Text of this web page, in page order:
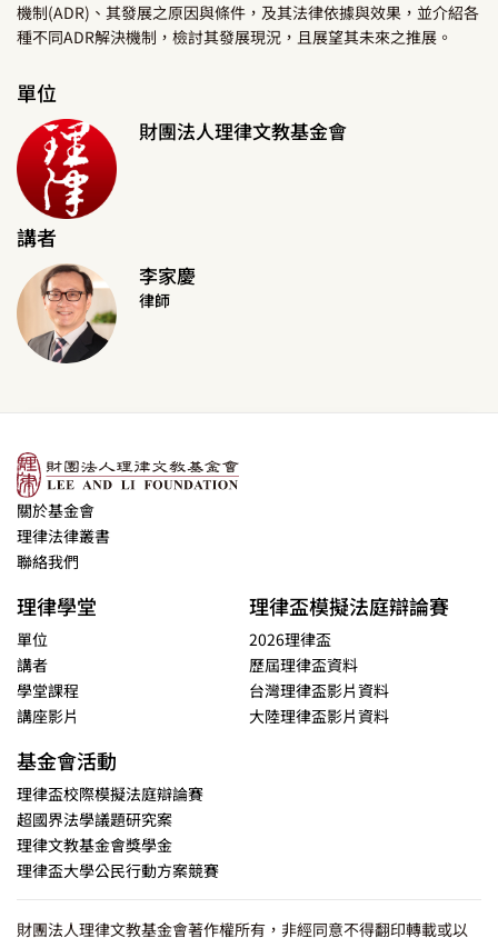
機制(ADR)、其發展之原因與條件，及其法律依據與效果，並介紹各
種不同ADR解決機制，檢討其發展現況，且展望其未來之推展。
單位
財團法人理律文教基金會
講者
李家慶
律師
關於基金會
理律法律叢書
聯絡我們
理律學堂
單位
講者
學堂課程
講座影片
理律盃模擬法庭辯論賽
2026理律盃
歷屆理律盃資料
台灣理律盃影片資料
大陸理律盃影片資料
基金會活動
理律盃校際模擬法庭辯論賽
超國界法學議題研究案
理律文教基金會獎學金
理律盃大學公民行動方案競賽
財團法人理律文教基金會著作權所有，非經同意不得翻印轉載或以